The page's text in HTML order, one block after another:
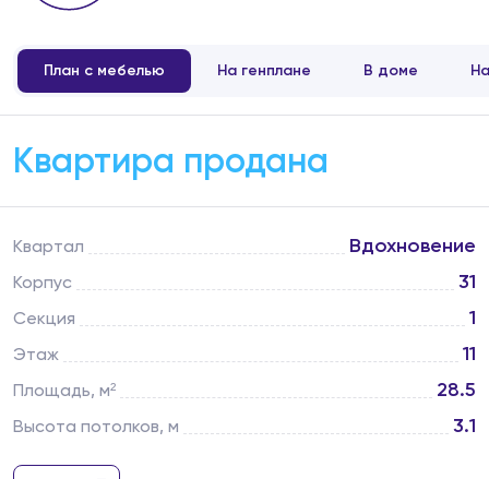
План с мебелью На генплане В доме
Квартал Вдохновение
Корпус 31
Секция 1
Этаж 11
Площадь, м² 28.5
Высота потолков, м 3.1
Квартира продана